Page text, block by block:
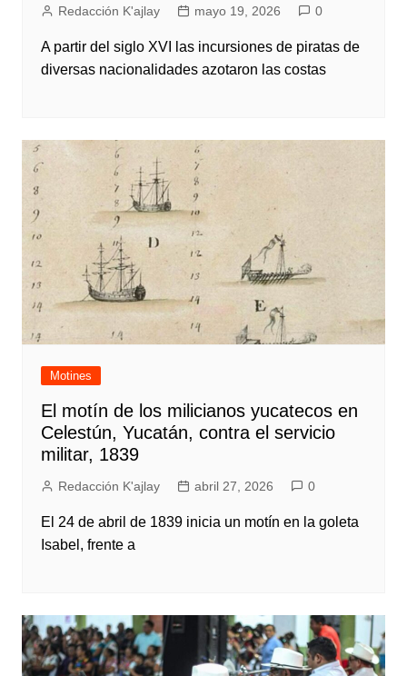
Redacción K'ajlay mayo 19, 2026 0
A partir del siglo XVI las incursiones de piratas de
diversas nacionalidades azotaron las costas
Motines
El motín de los milicianos yucatecos en
Celestún, Yucatán, contra el servicio
militar, 1839
Redacción K'ajlay abril 27, 2026 0
El 24 de abril de 1839 inicia un motín en la goleta
Isabel, frente a